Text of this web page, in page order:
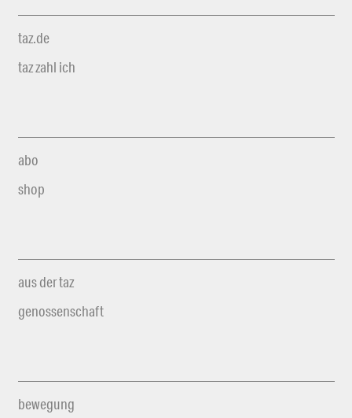
taz.de
taz zahl ich
abo
shop
aus der taz
genossenschaft
bewegung